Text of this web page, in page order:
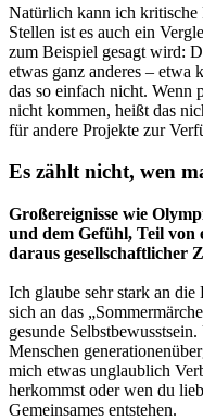
Natürlich kann ich kritische
Stellen ist es auch ein
zum Beispiel gesagt wird:
etwas ganz anderes – etwa
das so einfach nicht. Wenn
nicht kommen, heißt das
für andere Projekte zur
Es zählt nicht, wen
Großereignisse wie
und dem Gefühl, Teil von
daraus gesellschaftlicher
Ich glaube sehr stark an
sich an das
gesunde
Menschen
mich etwas unglaublich
herkommst oder wen du
Gemeinsames entstehen.